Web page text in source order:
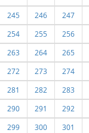
245
246 247
254
255 256
263
264 265
272
273 274
281
282 283
290
291 292
299
300 301